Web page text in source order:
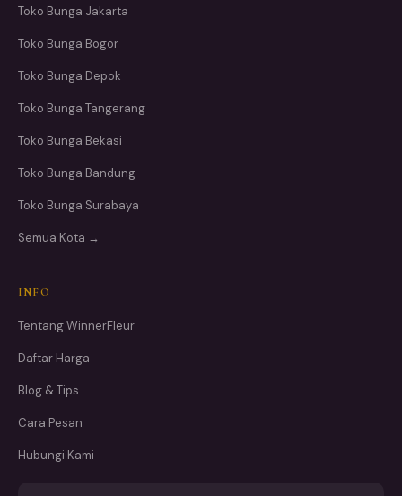
Toko Bunga Jakarta
Toko Bunga Bogor
Toko Bunga Depok
Toko Bunga Tangerang
Toko Bunga Bekasi
Toko Bunga Bandung
Toko Bunga Surabaya
Semua Kota →
INFO
Tentang WinnerFleur
Daftar Harga
Blog & Tips
Cara Pesan
Hubungi Kami